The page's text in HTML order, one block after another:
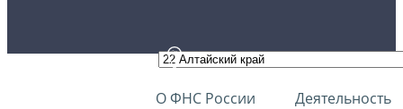
О ФНС России Деятельность